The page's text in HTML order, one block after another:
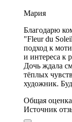
Мария
Благодарю
"Fleur du
подход к
и интереса к
Дочь ждала
тёплых
художник.
Общая
Источник